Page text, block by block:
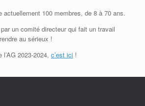
actuellement 100 membres, de 8 à 70 ans.
un comité directeur qui fait un travail
au sérieux !
2023-2024, c’est ici !